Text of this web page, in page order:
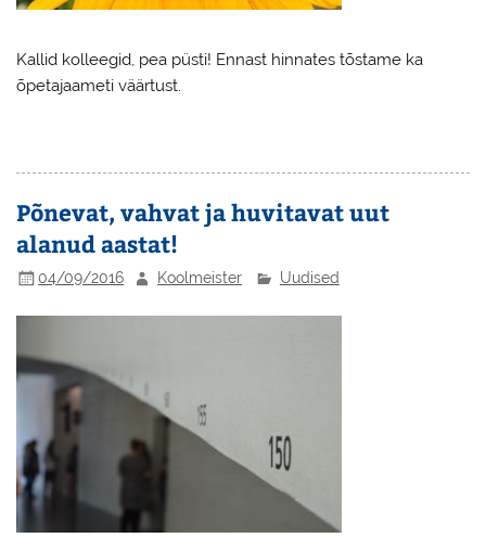
Kallid kolleegid, pea püsti! Ennast hinnates tõstame ka
õpetajaameti väärtust.
Põnevat, vahvat ja huvitavat uut
alanud aastat!
04/09/2016 Koolmeister Uudised